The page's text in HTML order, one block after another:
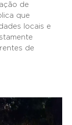
de
que
locais e
de